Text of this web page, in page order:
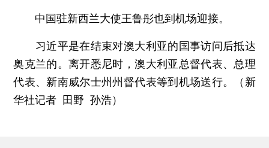
中国驻新西兰大使王鲁彤也到机场迎接。
习近平是在结束对澳大利亚的国事访问后抵达
奥克兰的。离开悉尼时，澳大利亚总督代表、总理
代表、新南威尔士州州督代表等到机场送行。（新
华社记者 田野 孙浩）